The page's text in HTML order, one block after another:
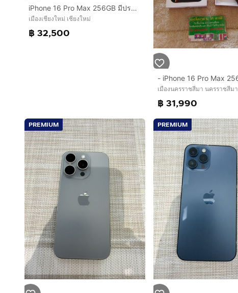
iPhone 16 Pro Max 256GB มีประกันศูนย์ไทย Batt98 สภาพสวยมาก รับผ่อนบัตร
เมืองเชียงใหม่ เชียงใหม่
฿ 32,500
เมืองนครราชสีมา นครราชสีมา
฿ 31,990
PREMIUM PREMIUM